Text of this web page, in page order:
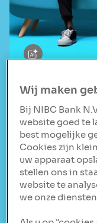
NIBC
Een NIBC
zowel starters als
Met flexibele
Wij maken
Bij NIBC Bank
website goed te
best mogelijke
Cookies zijn
uw apparaat
stellen ons in
website te
we onze